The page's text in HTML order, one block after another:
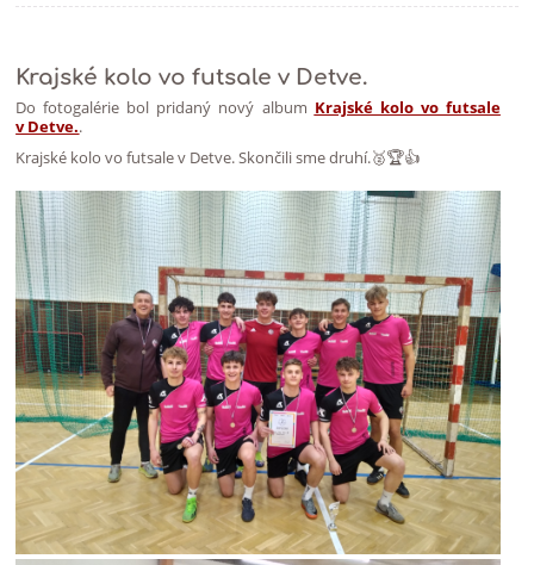
Krajské kolo vo futsale v Detve.
Do fotogalérie bol pridaný nový album Krajské kolo vo futsale
v Detve..
Krajské kolo vo futsale v Detve. Skončili sme druhí.🥈🏆👍